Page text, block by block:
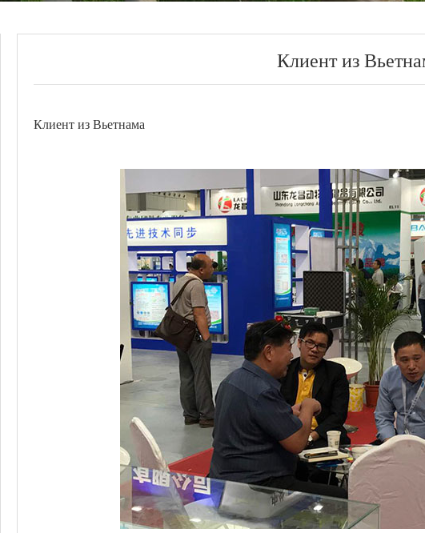
Клиент из
Клиент из Вьетнама